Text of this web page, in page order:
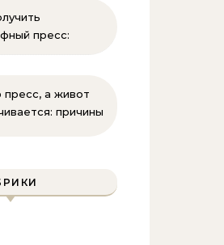
пресс:
пресс, а живот
причины